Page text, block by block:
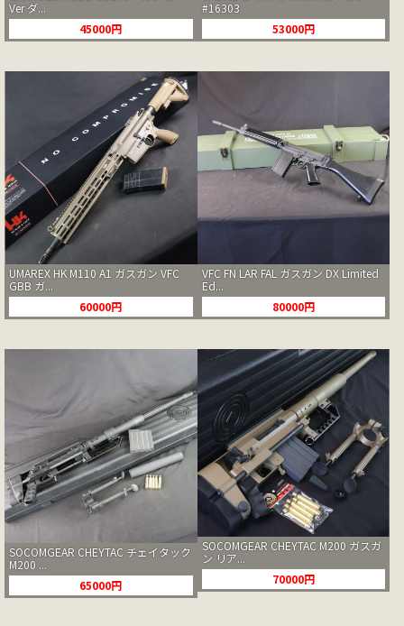
Ver ダ...
45000円
#16303
53000円
UMAREX HK M110 A1 ガスガン VFC
GBB ガ...
60000円
VFC FN LAR FAL ガスガン DX Limited
Ed...
80000円
SOCOMGEAR CHEYTAC チェイタック
M200 ...
65000円
SOCOMGEAR CHEYTAC M200 ガスガ
ン リア...
70000円